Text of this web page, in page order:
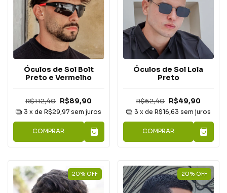
Óculos de Sol Bolt
Preto e Vermelho
R$112,40 R$89,90
3 x deR$29,97 sem juros
COMPRAR
Óculos de Sol Lola
Preto
R$62,40 R$49,90
3 x de R$16,63 sem juros
COMPRAR
20% OFF 20% OFF